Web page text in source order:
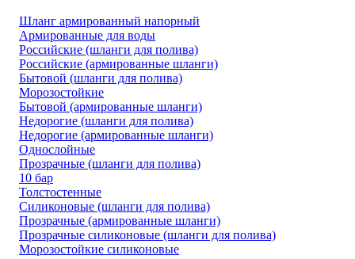
Шланг армированный напорный
Армированные для воды
Российские (шланги для полива)
Российские (армированные шланги)
Бытовой (шланги для полива)
Морозостойкие
Бытовой (армированные шланги)
Недорогие (шланги для полива)
Недорогие (армированные шланги)
Однослойные
Прозрачные (шланги для полива)
10 бар
Толстостенные
Силиконовые (шланги для полива)
Прозрачные (армированные шланги)
Прозрачные силиконовые (шланги для полива)
Морозостойкие силиконовые